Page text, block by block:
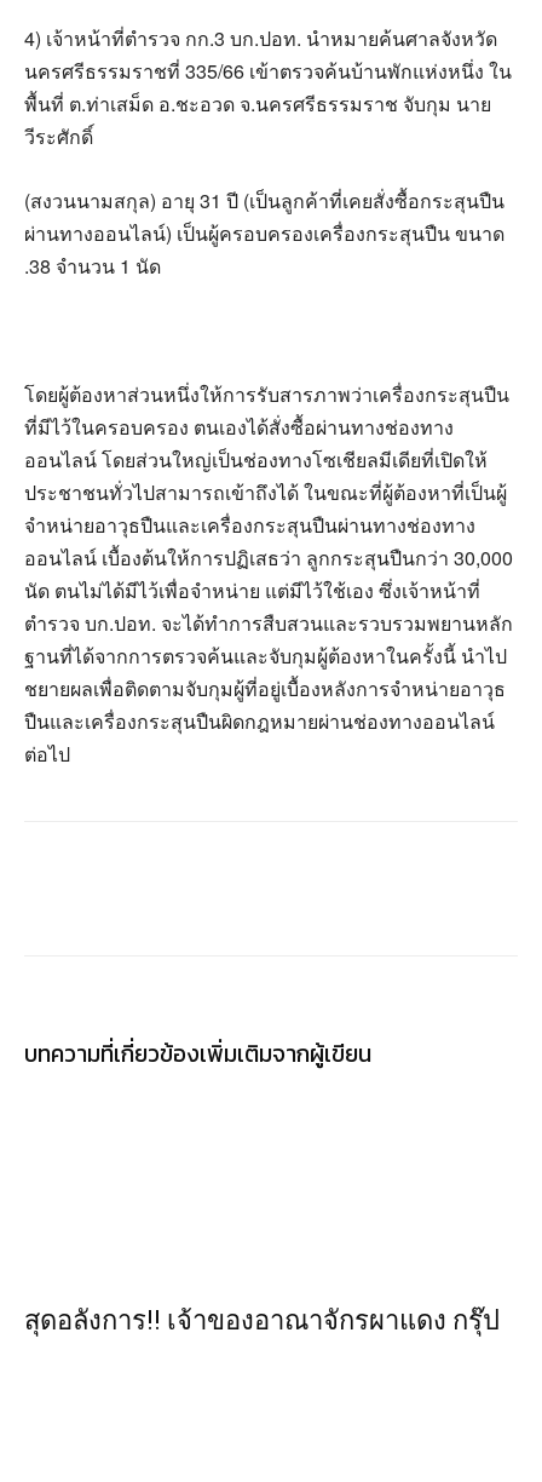
4) เจ้าหน้าที่ตำรวจ กก.3 บก.ปอท. นำหมายค้นศาลจังหวัด
นครศรีธรรมราชที่ 335/66 เข้าตรวจค้นบ้านพักแห่งหนึ่ง ใน
พื้นที่ ต.ท่าเสม็ด อ.ชะอวด จ.นครศรีธรรมราช จับกุม นาย
วีระศักดิ์
(สงวนนามสกุล) อายุ 31 ปี (เป็นลูกค้าที่เคยสั่งซื้อกระสุนปืน
ผ่านทางออนไลน์) เป็นผู้ครอบครองเครื่องกระสุนปืน ขนาด
.38 จำนวน 1 นัด
โดยผู้ต้องหาส่วนหนึ่งให้การรับสารภาพว่าเครื่องกระสุนปืน
ที่มีไว้ในครอบครอง ตนเองได้สั่งซื้อผ่านทางช่องทาง
ออนไลน์ โดยส่วนใหญ่เป็นช่องทางโซเชียลมีเดียที่เปิดให้
ประชาชนทั่วไปสามารถเข้าถึงได้ ในขณะที่ผู้ต้องหาที่เป็นผู้
จำหน่ายอาวุธปืนและเครื่องกระสุนปืนผ่านทางช่องทาง
ออนไลน์ เบื้องต้นให้การปฏิเสธว่า ลูกกระสุนปืนกว่า 30,000
นัด ตนไม่ได้มีไว้เพื่อจำหน่าย แต่มีไว้ใช้เอง ซึ่งเจ้าหน้าที่
ตำรวจ บก.ปอท. จะได้ทำการสืบสวนและรวบรวมพยานหลัก
ฐานที่ได้จากการตรวจค้นและจับกุมผู้ต้องหาในครั้งนี้ นำไป
ชยายผลเพื่อติดตามจับกุมผู้ที่อยู่เบื้องหลังการจำหน่ายอาวุธ
ปืนและเครื่องกระสุนปืนผิดกฎหมายผ่านช่องทางออนไลน์
ต่อไป
บทความที่เกี่ยวข้องเพิ่มเติมจากผู้เขียน
สุดอลังการ!! เจ้าของอาณาจักรผาแดง กรุ๊ป